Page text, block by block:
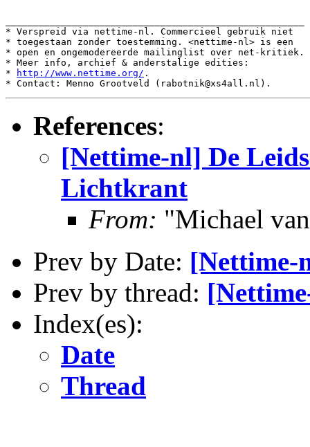
* Verspreid via nettime-nl. Commercieel gebruik niet
* toegestaan zonder toestemming. <nettime-nl> is een
* open en ongemodereerde mailinglist over net-kritiek.
* Meer info, archief & anderstalige edities:
*
http://www.nettime.org/ .
References:
[Nettime-nl] De
Lichtkrant
From: "Michael
Prev by Date: [Nettime-
Prev by thread:
Index(es):
Date
Thread